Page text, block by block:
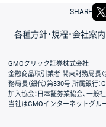
SHARE
各種方針・規程・会社案内
取引規程・約款
サイトマップ
その他のご案内
個人情報保護方針
最良執行方針
サイトのご利用につい
ディスクレイマー
信託保全
リスク説明
会社案内
GMOクリック証券株式会社
金融商品取引業者 関東財務局長
務局長（銀代）第330号 所属銀行
加入協会：日本証券業協会、一般
当社はGMOインターネットグル